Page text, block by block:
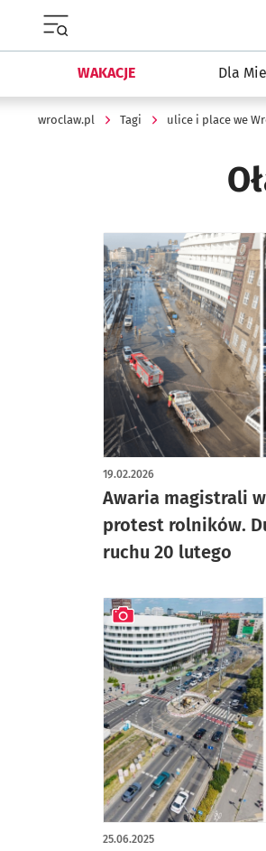
WAKACJE Dla
wroclaw.pl Tagi ulice i place we
Awaria magistrali
protest rolników.
ruchu 20 lutego
19.02.2026
25.06.2025
artykuł z galerią zdjęć